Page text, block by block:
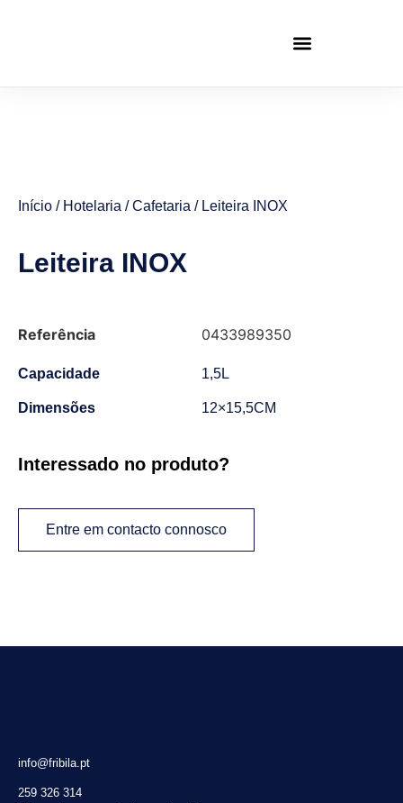
Início / Hotelaria /Cafetaria / Leiteira INOX
Leiteira INOX
Referência 0433989350
Capacidade 1,5L
Dimensões 12×15,5CM
Interessado no produto?
Entre em contacto connosco
info@fribila.pt
259 326 314